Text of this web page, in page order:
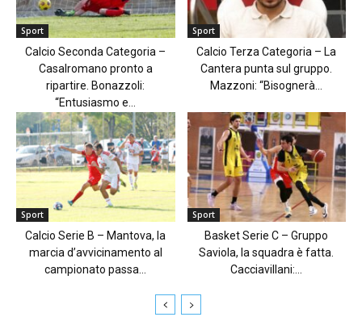
Sport
Calcio Seconda Categoria –
Casalromano pronto a
ripartire. Bonazzoli:
“Entusiasmo e...
Sport
Calcio Terza Categoria – La
Cantera punta sul gruppo.
Mazzoni: “Bisognerà...
Sport
Calcio Serie B – Mantova, la
marcia d’avvicinamento al
campionato passa...
Sport
Basket Serie C – Gruppo
Saviola, la squadra è fatta.
Cacciavillani:...